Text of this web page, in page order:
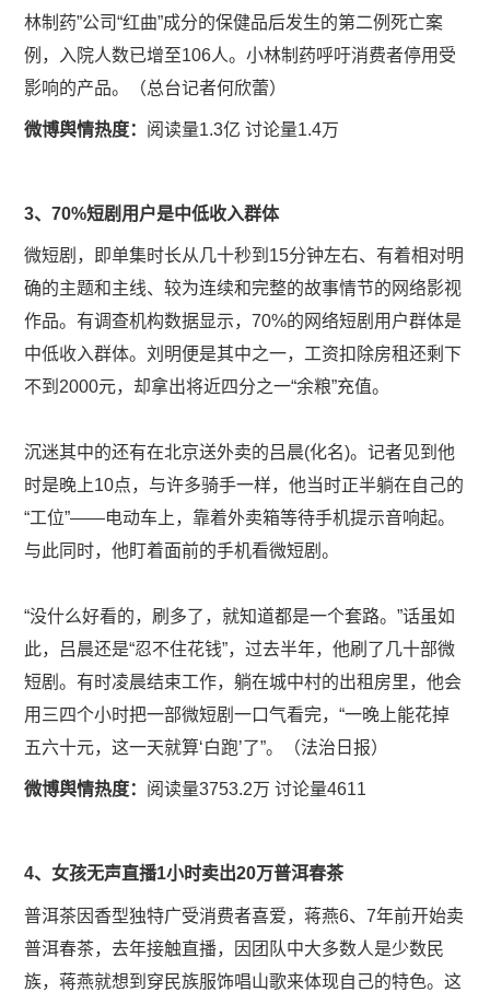
林制药”公司“红曲”成分的保健品后发生的第二例死亡案
例，入院人数已增至106人。小林制药呼吁消费者停用受
影响的产品。（总台记者何欣蕾）
微博舆情热度： 阅读量1.3亿 讨论量1.4万
​3、70%短剧用户是中低收入群体
微短剧，即单集时长从几十秒到15分钟左右、有着相对明
确的主题和主线、较为连续和完整的故事情节的网络影视
作品。有调查机构数据显示，70%的网络短剧用户群体是
中低收入群体。刘明便是其中之一，工资扣除房租还剩下
不到2000元，却拿出将近四分之一“余粮”充值。
沉迷其中的还有在北京送外卖的吕晨(化名)。记者见到他
时是晚上10点，与许多骑手一样，他当时正半躺在自己的
“工位”——电动车上，靠着外卖箱等待手机提示音响起。
与此同时，他盯着面前的手机看微短剧。
“没什么好看的，刷多了，就知道都是一个套路。”话虽如
此，吕晨还是“忍不住花钱”，过去半年，他刷了几十部微
短剧。有时凌晨结束工作，躺在城中村的出租房里，他会
用三四个小时把一部微短剧一口气看完，“一晚上能花掉
五六十元，这一天就算‘白跑’了”。（法治日报）
微博舆情热度： 阅读量3753.2万 讨论量4611
​​4、女孩无声直播1小时卖出20万普洱春茶
普洱茶因香型独特广受消费者喜爱，蒋燕6、7年前开始卖
普洱春茶，去年接触直播，因团队中大多数人是少数民
族，蒋燕就想到穿民族服饰唱山歌来体现自己的特色。这